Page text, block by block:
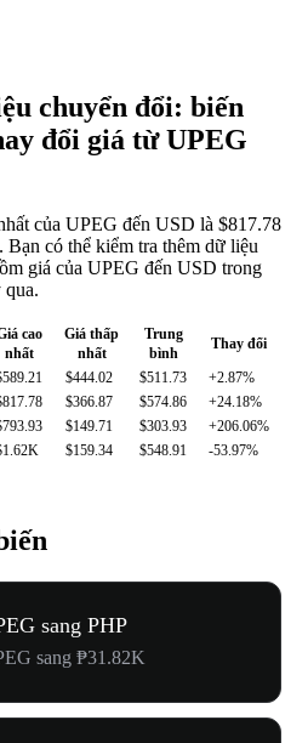
chuyển đổi: biến
đổi giá từ UPEG
của UPEG đến USD là $817.78
Bạn có thể kiểm tra thêm dữ liệu
giá của UPEG đến USD trong
qua.
cao
nhất
Giá thấp
nhất
Trung
bình
Thay đổi
$444.02 $511.73
+2.87%
$366.87 $574.86
+24.18%
$149.71 $303.93
+206.06%
$159.34 $548.91 -53.97%
sang PHP
sang ₱31.82K